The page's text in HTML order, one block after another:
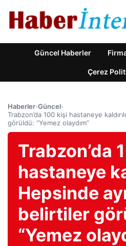
Güncel Haberler
Çerez
Haberler›Güncel›
Trabzon’da 100 kişi hastaneye
görüldü: “Yemez olaydım”
Trabzon’da
hastaneye
Hepsinde
belirtiler
“Yemez